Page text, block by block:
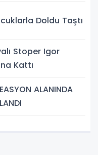
Doldu Taştı
Stoper Igor
Kattı
ALANINDA